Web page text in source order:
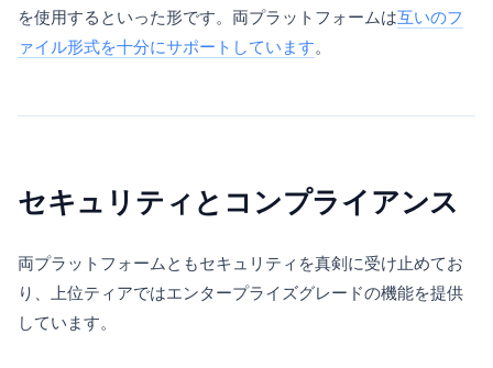
を使用するといった形です。両プラットフォームは互いのフ
ァイル形式を十分にサポートしています。
セキュリティとコンプライアンス
両プラットフォームともセキュリティを真剣に受け止めてお
り、上位ティアではエンタープライズグレードの機能を提供
しています。